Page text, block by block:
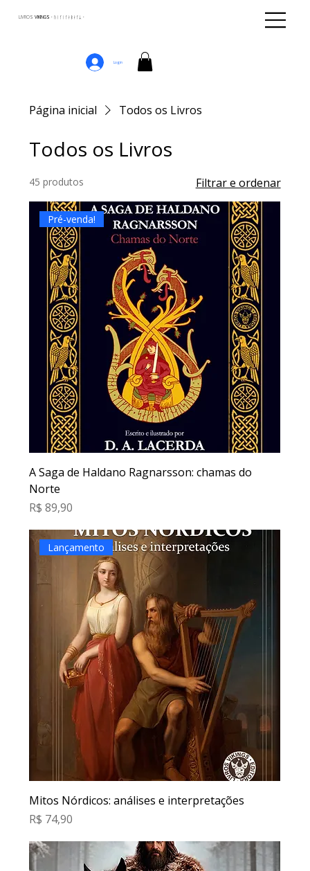
LIVROS VIKINGS · ᚢᛁᚴᛁᚴᛅᛒᛅᚴᛦ ·
Login
Página inicial Todos os Livros
Todos os Livros
45 produtos Filtrar e ordenar
Pré-venda!
A Saga de Haldano Ragnarsson: chamas do
Norte
Preço
R$ 89,90
Lançamento
Mitos Nórdicos: análises e interpretações
Preço
R$ 74,90